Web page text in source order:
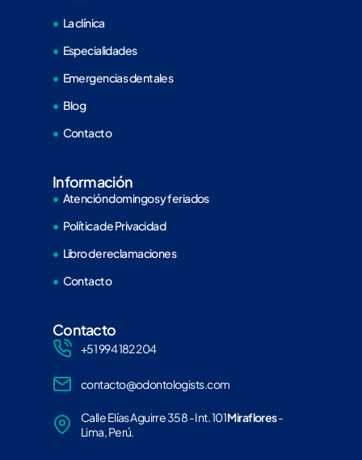
La clínica
Especialidades
Emergencias dentales
Blog
Contacto
Información
Atención domingos y feriados
Política de Privacidad
Libro de reclamaciones
Contacto
Contacto
+51 994 182 204
contacto@odontologists.com
Calle Elías Aguirre 358 - Int. 101Miraflores-
Lima, Perú.